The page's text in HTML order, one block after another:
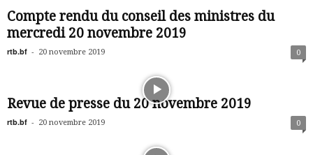
Compte rendu du conseil des ministres du
mercredi 20 novembre 2019
rtb.bf - 20 novembre 2019 0
Revue de presse du 20 novembre 2019
rtb.bf - 20 novembre 2019 0